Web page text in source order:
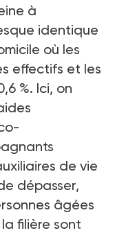
à
identique
où les
effectifs et les
%. Ici, on
de vie
dépasser,
âgées
filière sont